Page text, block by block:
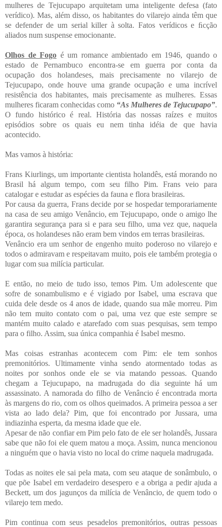
mulheres de Tejucupapo arquitetam uma inteligente defesa (fato
verídico). Mas, além disso, os habitantes do vilarejo ainda têm que
se defender de um serial killer à solta. Fatos verídicos e ﬁcção
aliados num suspense emocionante.
Olhos de Fogo é um romance ambientado em 1946, quando o
estado de Pernambuco encontra-se em guerra por conta da
ocupação dos holandeses, mais precisamente no vilarejo de
Tejucupapo, onde houve uma grande ocupação e uma incrível
resistência dos habitantes, mais precisamente as mulheres. Essas
mulheres ficaram conhecidas como “As Mulheres de Tejucupapo”.
O fundo histórico é real. História das nossas raízes e muitos
episódios sobre os quais eu nem tinha idéia de que havia
acontecido.
Mas vamos à história:
Frans Kiurlings, um importante cientista holandês, está morando no
Brasil há algum tempo, com seu filho Pim. Frans veio para
catalogar e estudar as espécies da fauna e flora brasileiras.
Por causa da guerra, Frans decide por se hospedar temporariamente
na casa de seu amigo Venâncio, em Tejucupapo, onde o amigo lhe
garantira segurança para si e para seu filho, uma vez que, naquela
época, os holandeses não eram bem vindos em terras brasileiras.
Venâncio era um senhor de engenho muito poderoso no vilarejo e
todos o admiravam e respeitavam muito, pois ele também protegia o
lugar com sua milícia particular.
E então, no meio de tudo isso, temos Pim. Um adolescente que
sofre de sonambulismo e é vigiado por Isabel, uma escrava que
cuida dele desde os 4 anos de idade, quando sua mãe morreu. Pim
não tem muito contato com o pai, uma vez que este sempre se
mantém muito calado e atarefado com suas pesquisas, sem tempo
para o filho. Assim, sua única companhia é Isabel mesmo.
Mas coisas estranhas acontecem com Pim: ele tem sonhos
premonitórios. Ultimamente vinha sendo atormentado todas as
noites por sonhos onde ele se via matando pessoas. Quando
chegam a Tejucupapo, na madrugada do dia seguinte há um
assassinato. A namorada do filho de Venâncio é encontrada morta
às margens do rio, com os olhos queimados. A primeira pessoa a ser
vista ao lado dela? Pim, que foi encontrado por Jussara, uma
indiazinha esperta, da mesma idade que ele.
Apesar de não confiar em Pim pelo fato de ele ser holandês, Jussara
sabe que não foi ele quem matou a moça. Assim, nunca mencionou
a ninguém que o havia visto no local do crime naquela madrugada.
Todas as noites ele sai pela mata, com seu ataque de sonâmbulo, o
que põe Isabel em verdadeiro desespero e a obriga a pedir ajuda a
Beckett, um dos jagunços da milícia de Venâncio, de quem todo o
vilarejo tem medo.
Pim continua com seus pesadelos premonitórios, outras pessoas